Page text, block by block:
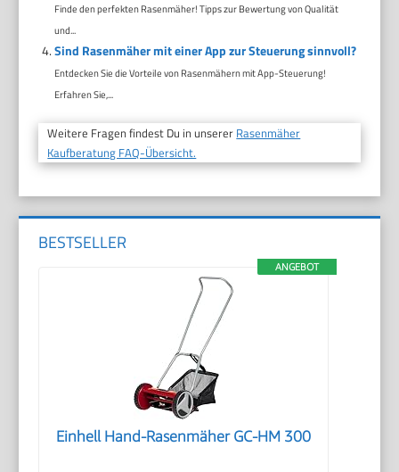
Finde den perfekten Rasenmäher! Tipps zur Bewertung von Qualität
und...
Sind Rasenmäher mit einer App zur Steuerung sinnvoll?
Entdecken Sie die Vorteile von Rasenmähern mit App-Steuerung!
Erfahren Sie,...
Weitere Fragen findest Du in unserer Rasenmäher
Kaufberatung FAQ-Übersicht.
BESTSELLER
ANGEBOT
Einhell Hand-Rasenmäher GC-HM 300